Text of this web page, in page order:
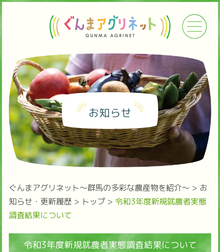
お知らせ
ぐんまアグリネット～群馬の多彩な農産物を紹介～ > お
知らせ・更新履歴> トップ> 令和3年度新規就農者実態
調査結果について
令和3年度新規就農者実態調査結果について